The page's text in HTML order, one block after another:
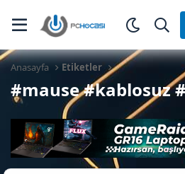
Anasayfa Etiketler
#mause #kablosuz